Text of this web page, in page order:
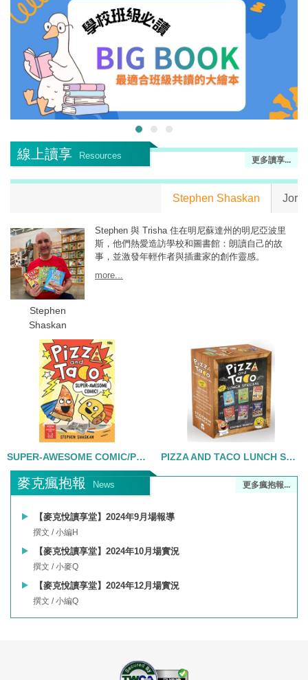
線上讀享 Resources 更多讀享...
Stephen Shaskan Jory
Stephen
Shaskan
Stephen 與 Trisha 住在明尼蘇達州的明尼亞波里
斯，他們熱愛造訪學校和圖書館：朗讀自己的故
事，並激發年輕作者與插畫家的創作靈感。
more...
SUPER-AWESOME COMIC/PIZZA AND TACO/精裝 PIZZA AND TACO LUNCH SPECIAL/6書合售
麥克瘋抱報 News 更多瘋抱報...
【麥克悅讀享堂】2024年9月場報導
撰文 / 小編H
【麥克悅讀享堂】2024年10月場實況
撰文 / 小麥Q
【麥克悅讀享堂】2024年12月場實況
撰文 / 小編Q